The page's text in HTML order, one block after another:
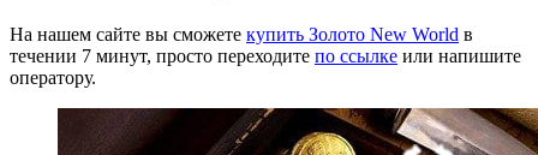
На нашем сайте вы сможете купить Золото New World в
течении 7 минут, просто переходите по ссылке или напишите
оператору.